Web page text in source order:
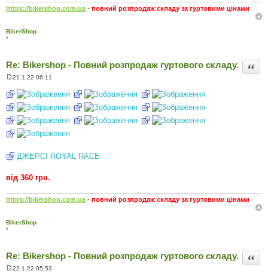
https://bikershop.com.ua - повний розпродаж складу за гуртовими цінами
BikerShop
*
Re: Bikershop - Повний розпродаж гуртового складу.
о
в
і
д
о
м
л
н
я
21.1.22 06:11
ДЖЕРСІ ROYAL RACE
від 360 грн.
https://bikershop.com.ua - повний розпродаж складу за гуртовими цінами
BikerShop
*
Re: Bikershop - Повний розпродаж гуртового складу.
22.1.22 05:53